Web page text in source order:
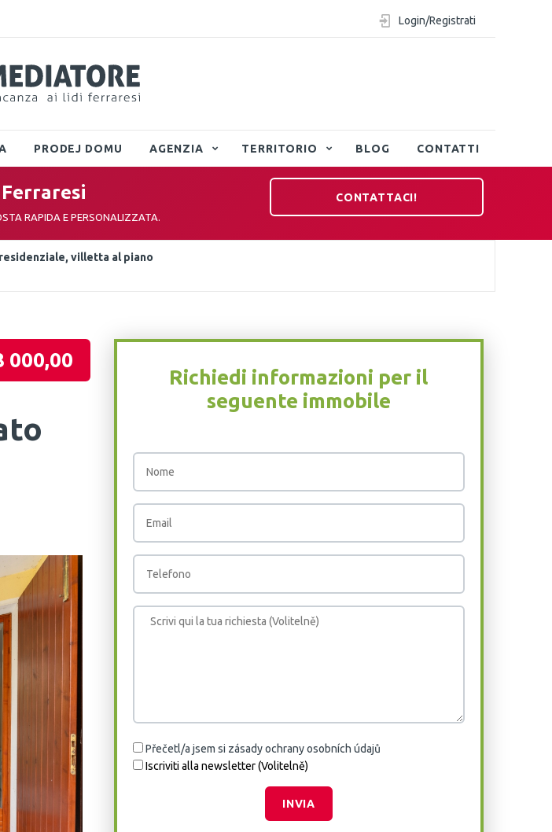
Login/Registrati
PRODEJ DOMU AGENZIA TERRITORIO BLOG CONTATTI
RAPIDA E PERSONALIZZATA.
CONTATTACI!
villetta al piano
000,00
Richiedi informazioni per il
seguente immobile
Přečetl/a jsem si zásady ochrany osobních údajů
Iscriviti alla newsletter (Volitelně)
INVIA